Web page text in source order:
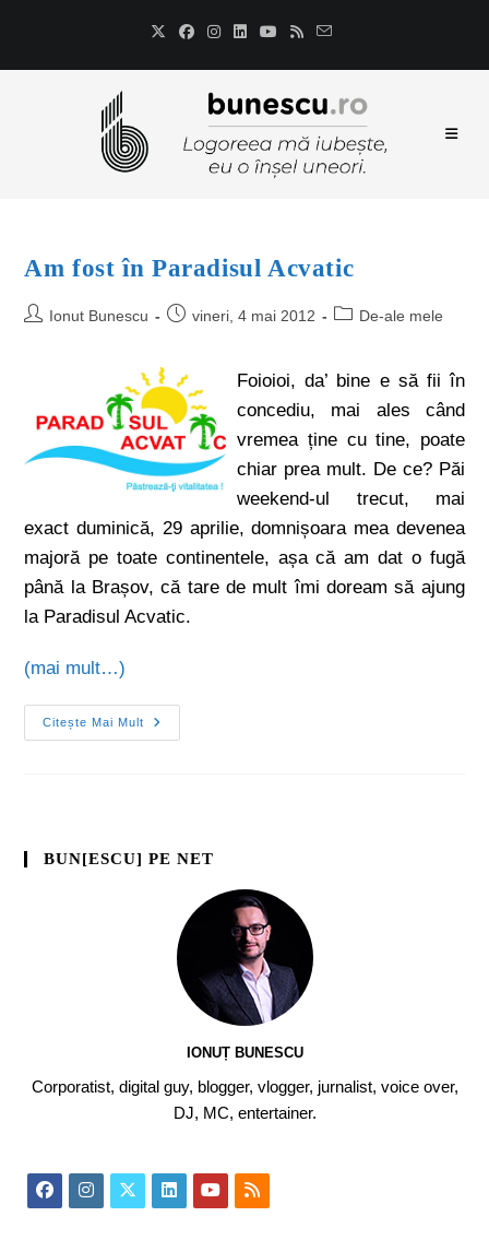
Am fost în Paradisul Acvatic
Ionut Bunescu vineri, 4 mai 2012 De-ale mele
Foioioi, da’ bine e să fii în
concediu, mai ales când
vremea ține cu tine, poate
chiar prea mult. De ce? Păi
weekend-ul trecut, mai
exact duminică, 29 aprilie, domnișoara mea devenea
majoră pe toate continentele, așa că am dat o fugă
până la Brașov, că tare de mult îmi doream să ajung
la Paradisul Acvatic.
(mai mult…)
Citește Mai Mult
BUN[ESCU] PE NET
IONUȚ BUNESCU
Corporatist, digital guy, blogger, vlogger, jurnalist, voice over,
DJ, MC, entertainer.